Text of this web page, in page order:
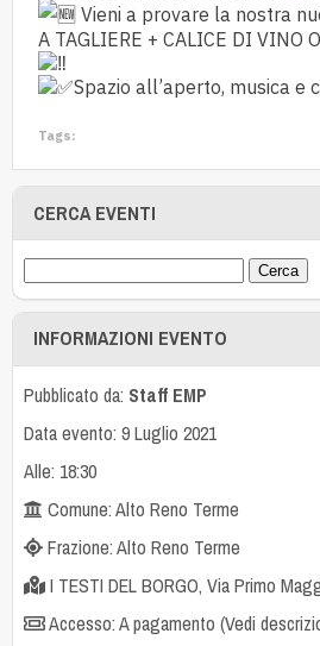
Vieni a provare la nostra
A TAGLIERE + CALICE DI VINO
Spazio all’aperto, musica e
Tags:
CERCA EVENTI
INFORMAZIONI EVENTO
Pubblicato da: Staff EMP
Data evento: 9 Luglio 2021
Alle: 18:30
Comune: Alto Reno Terme
Frazione: Alto Reno Terme
I TESTI DEL BORGO, Via Primo
Accesso: A pagamento (Vedi